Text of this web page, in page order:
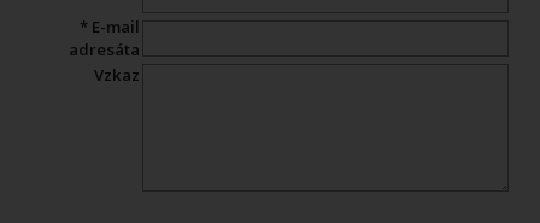
* E-mail
adresáta
Vzkaz